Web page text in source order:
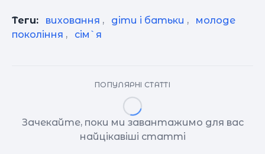
Теги: виховання , діти і батьки ,
молоде
покоління , сім`я
ПОПУЛЯРНІ СТАТТІ
Зачекайте, поки ми завантажимо для вас
найцікавіші статті